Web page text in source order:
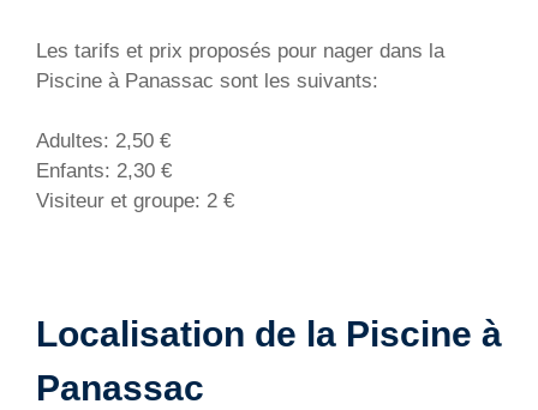
Les tarifs et prix proposés pour nager dans la
Piscine à Panassac sont les suivants:
Adultes: 2,50 €
Enfants: 2,30 €
Visiteur et groupe: 2 €
Localisation de la Piscine à
Panassac